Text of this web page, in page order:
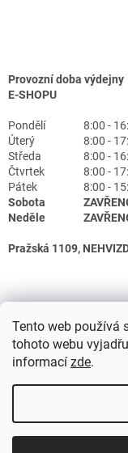
Tento web používá
tohoto webu
informací zde.
Provozní doba výdejny
E-SHOPU
Pondělí
8:00 -
Úterý
8:00 -
Středa
8:00 -
Čtvrtek
8:00 -
Pátek
8:00 -
Sobota
Neděle
Pražská 1109,